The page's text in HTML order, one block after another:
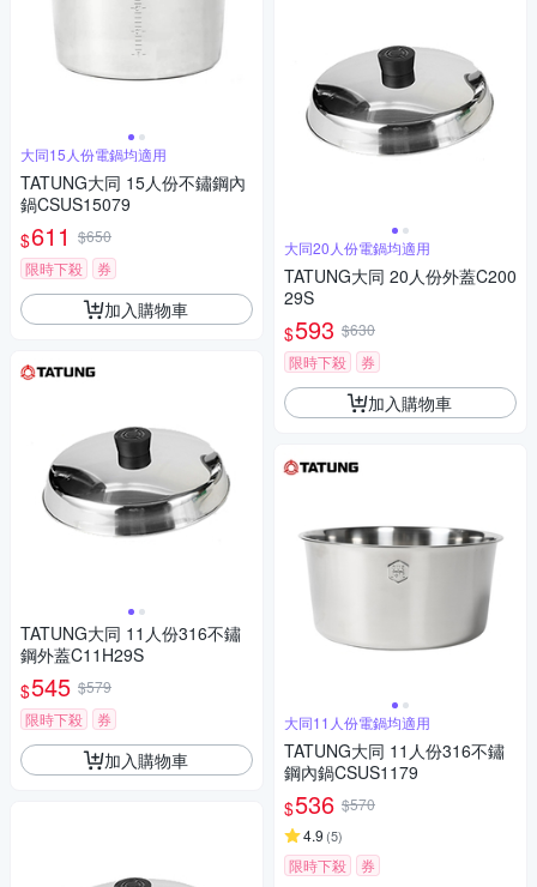
大同15人份電鍋均適用
TATUNG大同 15人份不鏽鋼內
鍋CSUS15079
$611 $650
限時下殺
券
加入購物車
TATUNG大同 11人份316不鏽
鋼外蓋C11H29S
$545 $579
限時下殺
券
加入購物車
大同20人份電鍋均適用
TATUNG大同 20人份外蓋C200
29S
$593 $630
限時下殺
券
加入購物車
大同11人份電鍋均適用
TATUNG大同 11人份316不鏽
鋼內鍋CSUS1179
$536 $570
4.9 (5)
限時下殺 券